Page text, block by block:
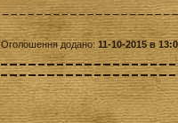
Оголошення додано: 11-10-2015 в